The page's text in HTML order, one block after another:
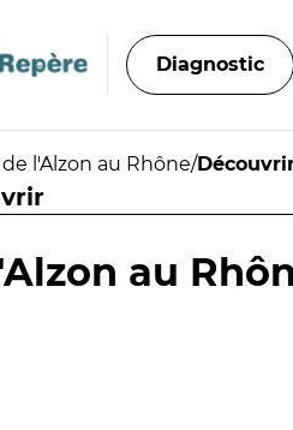
Diagnostic
l'Alzon au Rhône/
au